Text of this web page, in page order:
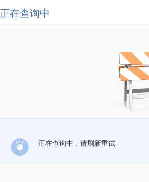
正在查询中
正在查询中，请刷新重试